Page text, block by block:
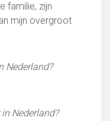
familie, zijn
mijn overgroot
Nederland?
Nederland?